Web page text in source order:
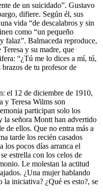
de un suicidado”. Gustavo
difiere. Según él, sus
vida “de descalabros y sin
como “un pequeño
falaz”. Balmaceda reproduce,
y su madre, que
“¿Tú me lo dices a mí, tú,
de tu profesor de
el 12 de diciembre de 1910,
y Teresa Wilms son
participan solo los
la señora Montt han advertido
de ellos. Que no entra más a
tarde los recién casados
los pocos días arranca el
estrella con los celos de
Le molestan la actitud
¿Una mujer hablando
iniciativa? ¿Qué es esto?, se